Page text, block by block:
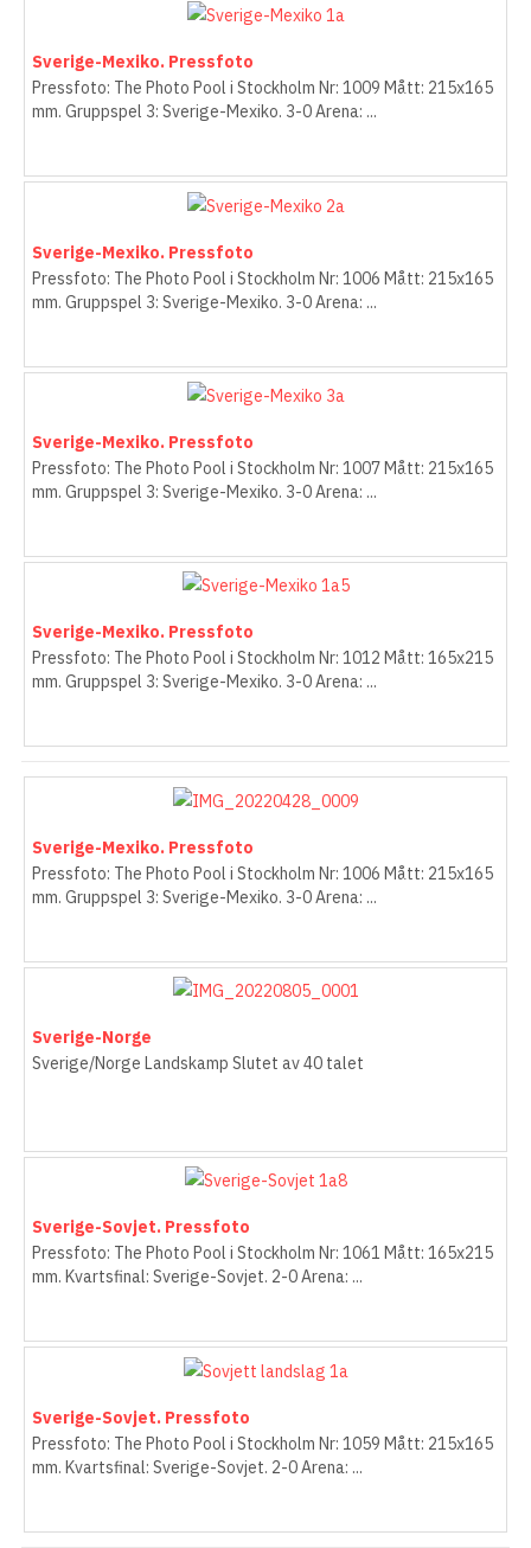
Sverige-Mexiko. Pressfoto
Pressfoto: The Photo Pool i Stockholm Nr: 1009 Mått: 215x165
mm. Gruppspel 3: Sverige-Mexiko. 3-0 Arena: ...
Sverige-Mexiko. Pressfoto
Pressfoto: The Photo Pool i Stockholm Nr: 1006 Mått: 215x165
mm. Gruppspel 3: Sverige-Mexiko. 3-0 Arena: ...
Sverige-Mexiko. Pressfoto
Pressfoto: The Photo Pool i Stockholm Nr: 1007 Mått: 215x165
mm. Gruppspel 3: Sverige-Mexiko. 3-0 Arena: ...
Sverige-Mexiko. Pressfoto
Pressfoto: The Photo Pool i Stockholm Nr: 1012 Mått: 165x215
mm. Gruppspel 3: Sverige-Mexiko. 3-0 Arena: ...
Sverige-Mexiko. Pressfoto
Pressfoto: The Photo Pool i Stockholm Nr: 1006 Mått: 215x165
mm. Gruppspel 3: Sverige-Mexiko. 3-0 Arena: ...
Sverige-Norge
Sverige/Norge Landskamp Slutet av 40 talet
Sverige-Sovjet. Pressfoto
Pressfoto: The Photo Pool i Stockholm Nr: 1061 Mått: 165x215
mm. Kvartsfinal: Sverige-Sovjet. 2-0 Arena: ...
Sverige-Sovjet. Pressfoto
Pressfoto: The Photo Pool i Stockholm Nr: 1059 Mått: 215x165
mm. Kvartsfinal: Sverige-Sovjet. 2-0 Arena: ...